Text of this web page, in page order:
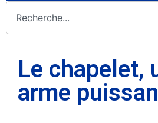
Le chapelet,
arme